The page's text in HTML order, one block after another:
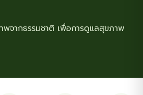
จากธรรมชาติ เพื่อการดูแลสุขภาพ